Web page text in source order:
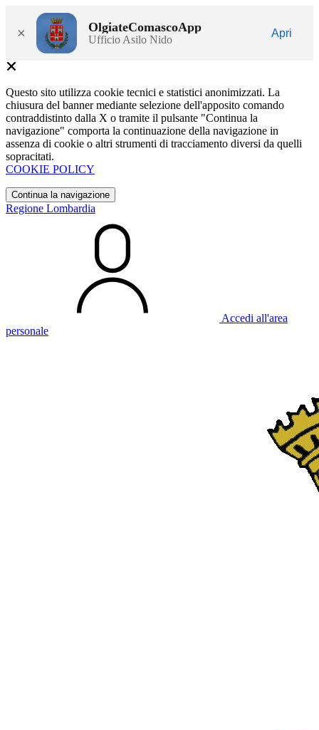
× OlgiateComascoApp
Ufficio Asilo Nido
Apri
Questo sito utilizza cookie tecnici e statistici anonimizzati. La
chiusura del banner mediante selezione dell'apposito comando
contraddistinto dalla X o tramite il pulsante "Continua la
navigazione" comporta la continuazione della navigazione in
assenza di cookie o altri strumenti di tracciamento diversi da quelli
sopracitati.
COOKIE POLICY
Continua la navigazione
Regione Lombardia
Accedi all'area
personale